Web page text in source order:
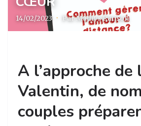
14/02/2023 · Par Mathys Ranson
A l’approche de
Valentin, de
couples